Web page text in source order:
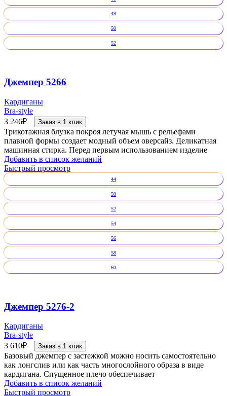
48
50
52
Джемпер 5266
Кардиганы
Bra-style
3 246₽ Заказ в 1 клик
Трикотажная блузка покроя летучая мышь с рельефами
плавной формы создает модный объем оверсайз. Деликатная
машинная стирка. Перед первым использованием изделие
Добавить в список желаний
Быстрый просмотр
44
50
52
54
56
58
60
Джемпер 5276-2
Кардиганы
Bra-style
3 610₽ Заказ в 1 клик
Базовый джемпер с застежкой можно носить самостоятельно
как лонгслив или как часть многослойного образа в виде
кардигана. Спущенное плечо обеспечивает
Добавить в список желаний
Быстрый просмотр